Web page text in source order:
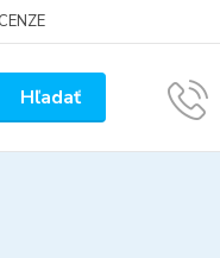
Hľadať